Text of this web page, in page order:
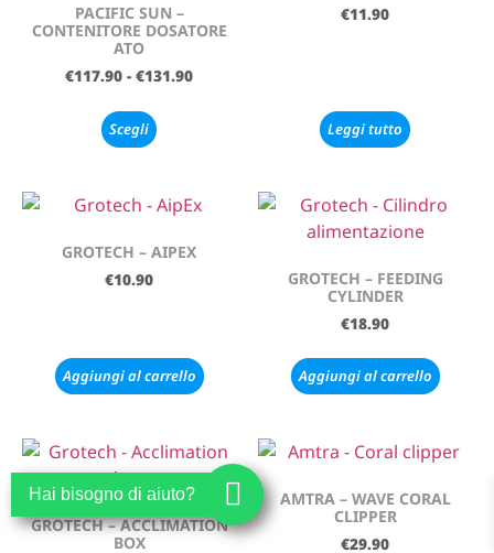
PACIFIC SUN –
CONTENITORE DOSATORE
ATO
€117.90 - €131.90
Scegli
€11.90
Leggi tutto
GROTECH – AIPEX
€10.90
Aggiungi al carrello
GROTECH – FEEDING
CYLINDER
€18.90
Aggiungi al carrello
GROTECH – ACCLIMATION
BOX
AMTRA – WAVE CORAL
CLIPPER
€29.90
Hai bisogno di aiuto?